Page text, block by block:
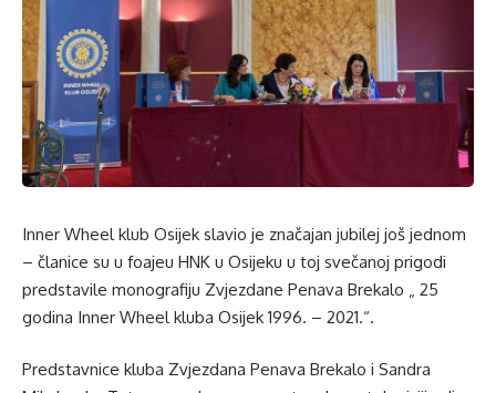
Inner Wheel klub Osijek slavio je značajan jubilej još jednom
– članice su u foajeu HNK u Osijeku u toj svečanoj prigodi
predstavile monografiju Zvjezdane Penava Brekalo „ 25
godina Inner Wheel kluba Osijek 1996. – 2021.“.
Predstavnice kluba Zvjezdana Penava Brekalo i Sandra